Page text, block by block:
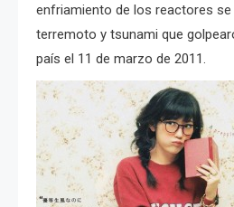
enfriamiento de los reactores se
terremoto y tsunami que
país el 11 de marzo de 2011.